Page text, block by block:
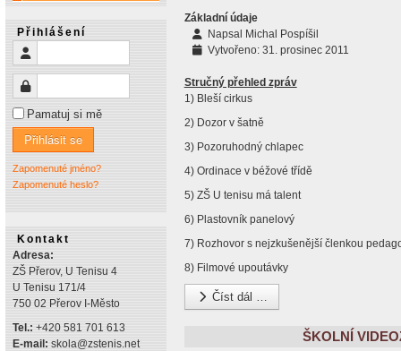
Přihlášení
Heslo
Pamatuj si mě
Přihlásit se
Zapomenuté jméno?
Zapomenuté heslo?
Kontakt
Adresa:
ZŠ Přerov, U Tenisu 4
U Tenisu 171/4
750 02 Přerov I-Město
Tel.: +420 581 701 613
E-mail: skola@zstenis.net
Základní údaje
Napsal Michal Pospíšil
Vytvořeno: 31. prosinec 2011
Stručný přehled zpráv
1) Bleší cirkus
2) Dozor v šatně
3) Pozoruhodný chlapec
4) Ordinace v béžové třídě
5) ZŠ U tenisu má talent
6) Plastovník panelový
7) Rozhovor s nejzkušenější členkou
8) Filmové upoutávky
Číst dál …
ŠKOLNÍ